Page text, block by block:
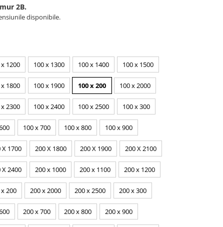
2B.
disponibile.
1200 100 x 1300 100 x 1400 100 x 1500
1800 100 x 1900 100 x 200 100 x 2000
2300 100 x 2400 100 x 2500 100 x 300
100 x 700 100 x 800 100 x 900
X 1700 200 X 1800 200 X 1900 200 X 2100
X 2400 200 x 1000 200 x 1100 200 x 1200
200 200 x 2000 200 x 2500 200 x 300
200 x 700 200 x 800 200 x 900